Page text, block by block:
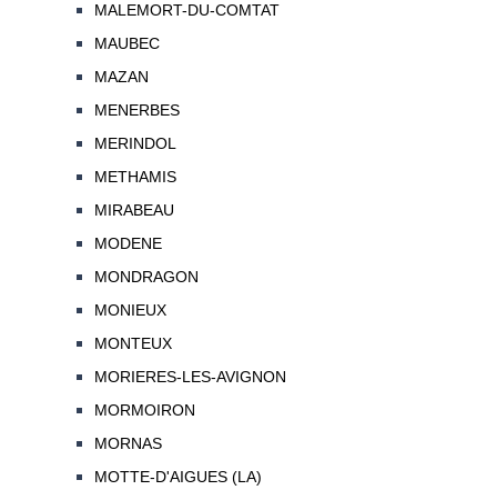
MALEMORT-DU-COMTAT
MAUBEC
MAZAN
MENERBES
MERINDOL
METHAMIS
MIRABEAU
MODENE
MONDRAGON
MONIEUX
MONTEUX
MORIERES-LES-AVIGNON
MORMOIRON
MORNAS
MOTTE-D'AIGUES (LA)